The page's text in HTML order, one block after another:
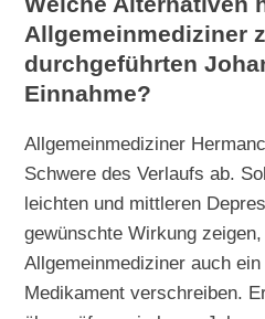
Allgemeinmediziner
durchgeführten
Einnahme?
Allgemeinmediziner
Schwere des Verlaufs ab.
leichten und mittleren
gewünschte Wirkung
Allgemeinmediziner auch
Medikament verschreiben.